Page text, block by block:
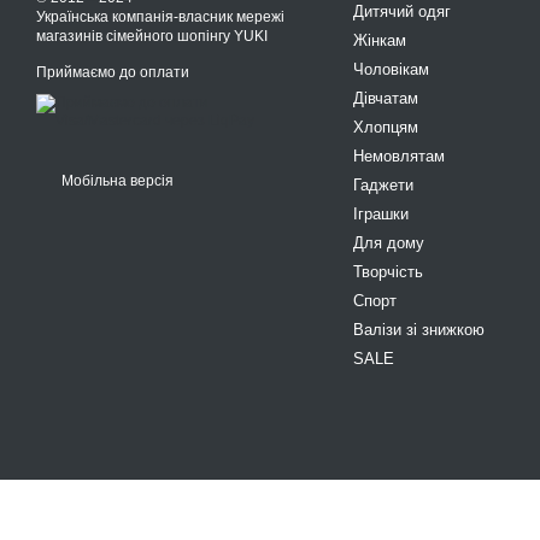
Українська компанія-власник мережі
магазинів сімейного шопінгу YUKI
Приймаємо до оплати
Мобільна версія
Дитячий одяг
Жінкам
Чоловікам
Дівчатам
Хлопцям
Немовлятам
Гаджети
Іграшки
Для дому
Творчість
Спорт
Валізи зі знижкою
SALE